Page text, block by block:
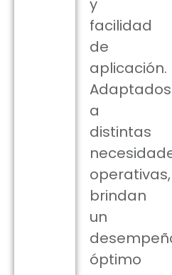
y
facilidad
de
aplicación.
Adaptados
a
distintas
operativas,
brindan
un
óptimo